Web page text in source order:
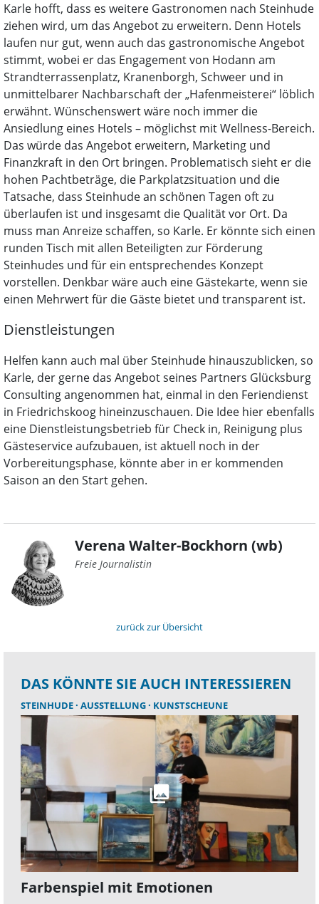
Karle hofft, dass es weitere Gastronomen nach Steinhude
ziehen wird, um das Angebot zu erweitern. Denn Hotels
laufen nur gut, wenn auch das gastronomische Angebot
stimmt, wobei er das Engagement von Hodann am
Strandterrassenplatz, Kranenborgh, Schweer und in
unmittelbarer Nachbarschaft der „Hafenmeisterei“ löblich
erwähnt. Wünschenswert wäre noch immer die
Ansiedlung eines Hotels – möglichst mit Wellness-Bereich.
Das würde das Angebot erweitern, Marketing und
Finanzkraft in den Ort bringen. Problematisch sieht er die
hohen Pachtbeträge, die Parkplatzsituation und die
Tatsache, dass Steinhude an schönen Tagen oft zu
überlaufen ist und insgesamt die Qualität vor Ort. Da
muss man Anreize schaffen, so Karle. Er könnte sich einen
runden Tisch mit allen Beteiligten zur Förderung
Steinhudes und für ein entsprechendes Konzept
vorstellen. Denkbar wäre auch eine Gästekarte, wenn sie
einen Mehrwert für die Gäste bietet und transparent ist.
Dienstleistungen
Helfen kann auch mal über Steinhude hinauszublicken, so
Karle, der gerne das Angebot seines Partners Glücksburg
Consulting angenommen hat, einmal in den Feriendienst
in Friedrichskoog hineinzuschauen. Die Idee hier ebenfalls
eine Dienstleistungsbetrieb für Check in, Reinigung plus
Gästeservice aufzubauen, ist aktuell noch in der
Vorbereitungsphase, könnte aber in er kommenden
Saison an den Start gehen.
Verena Walter-Bockhorn (wb)
Freie Journalistin
zurück zur Übersicht
DAS KÖNNTE SIE AUCH INTERESSIEREN
STEINHUDE AUSSTELLUNG KUNSTSCHEUNE
Farbenspiel mit Emotionen